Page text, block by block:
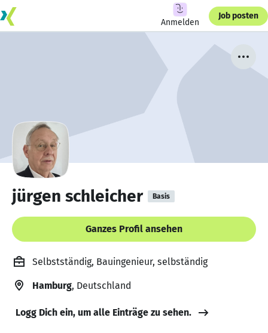
Anmelden
Job posten
jürgen schleicher Basis
Ganzes Profil ansehen
Selbstständig, Bauingenieur, selbständig
Hamburg, Deutschland
Logg Dich ein, um alle Einträge zu sehen.